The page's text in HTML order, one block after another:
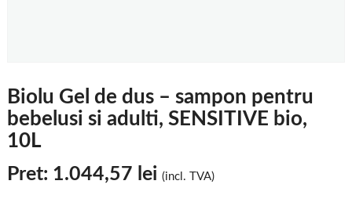
Biolu Gel de dus – sampon pentru
bebelusi si adulti, SENSITIVE bio,
10L
Pret: 1.044,57 lei (incl. TVA)